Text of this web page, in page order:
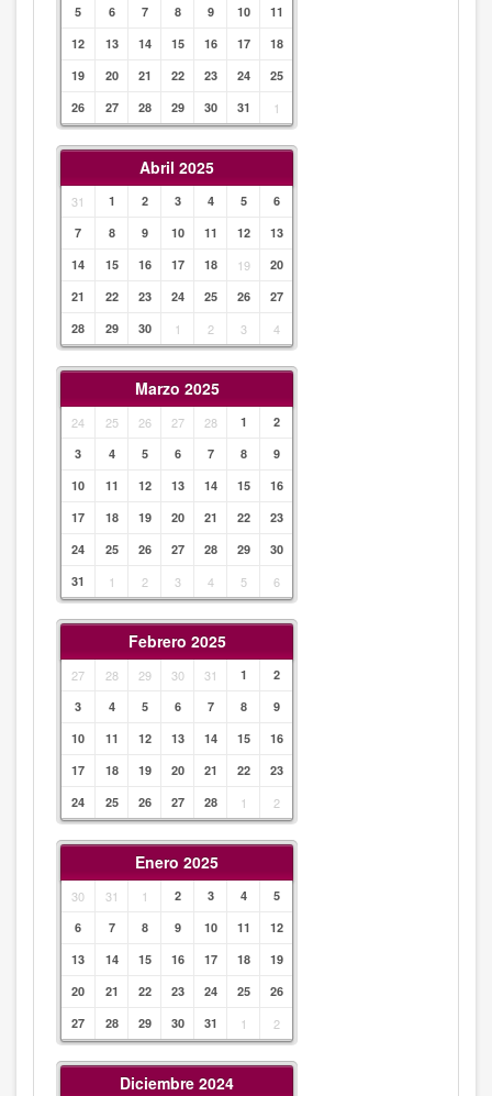
5 6 7 8 9 10
11
12
13 14 15 16 17
18
19
20 21 22 23 24
25
26
27 28 29 30 31 1
Abril 2025
31 1 2 3 4 5
6
7
8 9 10 11 12
13
14
15 16 17 18 19
20
21
22 23 24 25 26
27
28
29 30 1 2 3 4
Marzo 2025
24 25 26 27 28 1
2
3
4 5 6 7 8
9
10
11 12 13 14 15
16
17
18 19 20 21 22
23
24
25 26 27 28 29
30
31
1 2 3 4 5 6
Febrero 2025
27 28 29 30 31 1
2
3
4 5 6 7 8
9
10
11 12 13 14 15
16
17
18 19 20 21 22
23
24
25 26 27 28 1 2
Enero 2025
30 31 1 2 3 4
5
6
7 8 9 10 11
12
13
14 15 16 17 18
19
20
21 22 23 24 25
26
27
28 29 30 31 1 2
Diciembre 2024